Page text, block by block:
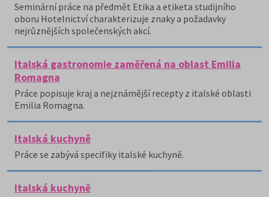
Seminární práce na předmět Etika a etiketa studijního
oboru Hotelnictví charakterizuje znaky a požadavky
nejrůznějších společenských akcí.
Italská gastronomie zaměřená na oblast Emilia
Romagna
Práce popisuje kraj a nejznámější recepty z italské oblasti
Emilia Romagna.
Italská kuchyně
Práce se zabývá specifiky italské kuchyně.
Italská kuchyně